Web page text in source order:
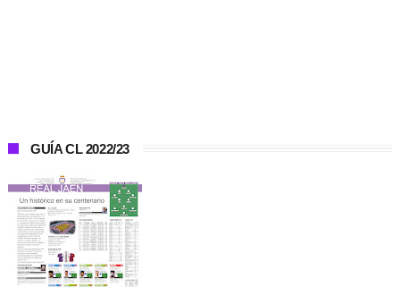
GUÍA CL 2022/23